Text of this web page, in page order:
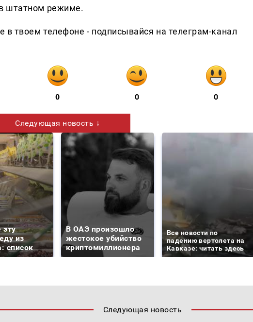
штатном режиме.
в твоем телефоне - подписывайся на телеграм-канал
0 0 0
Следующая новость ↓
эту
из
список
В ОАЭ произошло
жестокое убийство
криптомиллионера
Все новости по
падению вертолета на
Кавказе: читать здесь
Следующая новость